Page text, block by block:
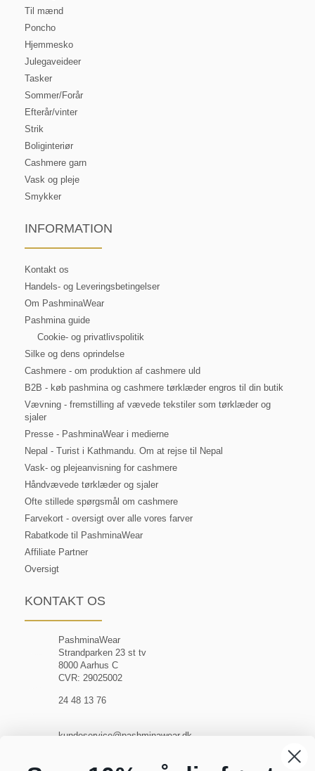
Til mænd
Poncho
Hjemmesko
Julegaveideer
Tasker
Sommer/Forår
Efterår/vinter
Strik
Boliginteriør
Cashmere garn
Vask og pleje
Smykker
INFORMATION
Kontakt os
Handels- og Leveringsbetingelser
Om PashminaWear
Pashmina guide
Cookie- og privatlivspolitik
Silke og dens oprindelse
Cashmere - om produktion af cashmere uld
B2B - køb pashmina og cashmere tørklæder engros til din butik
Vævning - fremstilling af vævede tekstiler som tørklæder og
sjaler
Presse - PashminaWear i medierne
Nepal - Turist i Kathmandu. Om at rejse til Nepal
Vask- og plejeanvisning for cashmere
Håndvævede tørklæder og sjaler
Ofte stillede spørgsmål om cashmere
Farvekort - oversigt over alle vores farver
Rabatkode til PashminaWear
Affiliate Partner
Oversigt
KONTAKT OS
PashminaWear
Strandparken 23 st tv
8000 Aarhus C
CVR: 29025002
24 48 13 76
kundeservice@pashminawear.dk